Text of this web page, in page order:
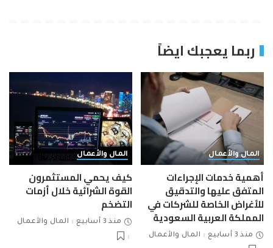
ربما يعجبك ايضاً
المال والأعمال
أهمية خدمات الإجراءات
المتفق عليها والتدقيق
للأغراض الخاصة للشركات في
المملكة العربية السعودية
منذ 3 أسابيع المال والأعمال
المال والأعمال
كيف يحمي المستثمرون
القوة الشرائية خلال أزمات
التضخم
منذ 3 أسابيع المال والأعمال